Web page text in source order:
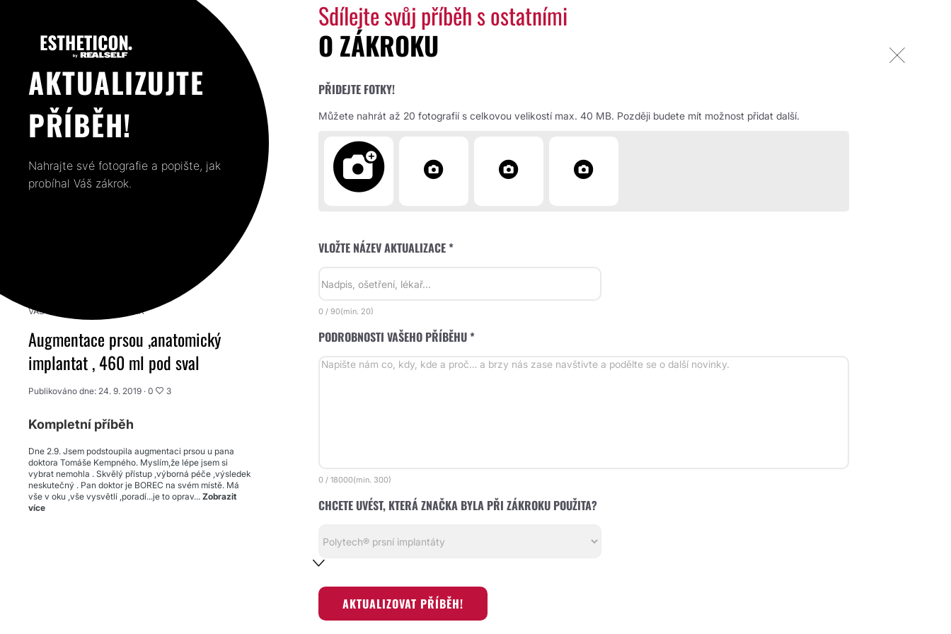
AKTUALIZUJTE
PŘÍBĚH!
Nahrajte své fotografie a popište, jak
probíhal Váš zákrok.
VÁŠ PŘEDCHOZÍ PŘÍSPĚVEK
Augmentace prsou ,anatomický
implantat , 460 ml pod sval
Publikováno dne: 24. 9. 2019 · 0 3
Kompletní příběh
Dne 2.9. Jsem podstoupila augmentaci prsou u pana
doktora Tomáše Kempného. Myslím,že lépe jsem si
vybrat nemohla . Skvělý přístup ,výborná péče ,výsledek
neskutečný . Pan doktor je BOREC na svém místě. Má
vše v oku ,vše vysvětlí ,poradí...je to oprav... Zobrazit
více
Sdílejte svůj příběh s ostatními
O ZÁKROKU
PŘIDEJTE FOTKY!
Můžete nahrát až 20 fotografií s celkovou velikostí max. 40 MB. Později budete mít možnost přidat další.
VLOŽTE NÁZEV AKTUALIZACE *
0 / 90(min. 20)
PODROBNOSTI VAŠEHO PŘÍBĚHU *
0 / 18000(min. 300)
CHCETE UVÉST, KTERÁ ZNAČKA BYLA PŘI ZÁKROKU POUŽITA?
AKTUALIZOVAT PŘÍBĚH!